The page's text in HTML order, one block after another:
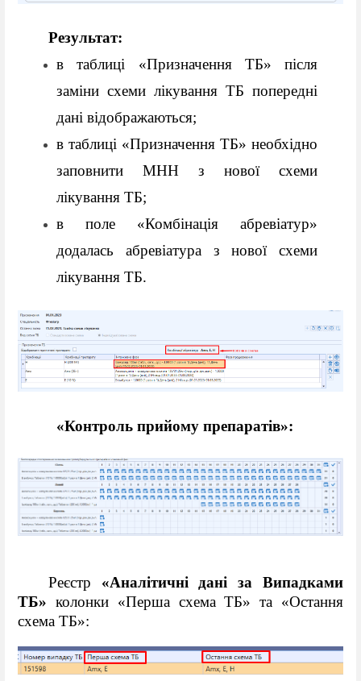
Результат:
в таблиці «Призначення ТБ» після
заміни схеми лікування ТБ попередні
дані відображаються;
в таблиці «Призначення ТБ» необхідно
заповнити МНН з нової схеми
лікування ТБ;
в поле «Комбінація абревіатур»
додалась абревіатура з нової схеми
лікування ТБ.
«Контроль прийому препаратів»:
Реєстр «Аналітичні дані за Випадками
ТБ» колонки «Перша схема ТБ» та «Остання
схема ТБ»: